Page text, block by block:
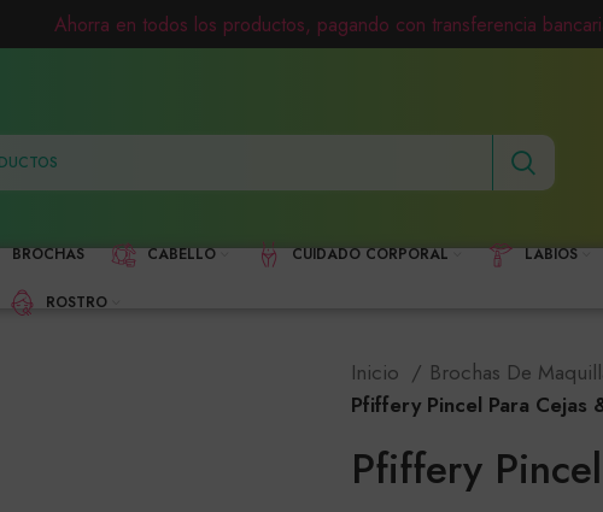
BROCHAS CABELLO CUIDADO CORPORAL LABIOS
ROSTRO
Inicio
Brochas De
Pfiffery Pincel Para Cejas
Pfiffery
Ahorra en todos los productos, pagando con transferencia